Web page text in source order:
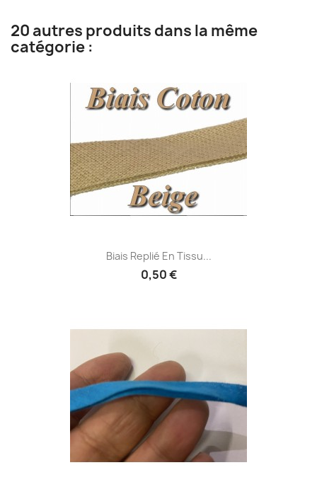
20 autres produits dans la même
catégorie :
Biais Replié En Tissu...
0,50 €